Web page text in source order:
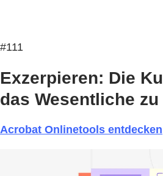
#111
Exzerpieren: Die
das Wesentliche
Acrobat Onlinetools entdecken